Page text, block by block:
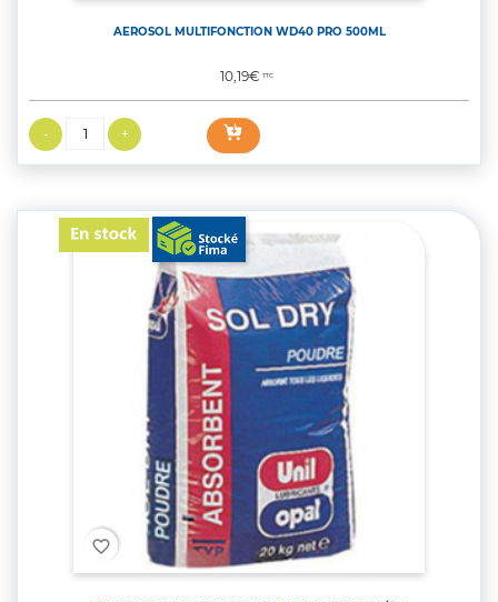
AEROSOL MULTIFONCTION WD40 PRO 500ML
Prix
10,19€TTC
favorite_border